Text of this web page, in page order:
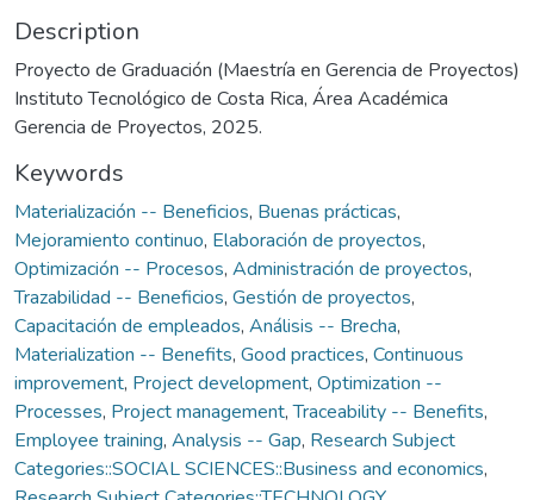
Description
Proyecto de Graduación (Maestría en Gerencia de Proyectos)
Instituto Tecnológico de Costa Rica, Área Académica
Gerencia de Proyectos, 2025.
Keywords
Materialización -- Beneficios, Buenas prácticas,
Mejoramiento continuo, Elaboración de proyectos,
Optimización -- Procesos, Administración de proyectos,
Trazabilidad -- Beneficios, Gestión de proyectos,
Capacitación de empleados, Análisis -- Brecha,
Materialization -- Benefits, Good practices, Continuous
improvement, Project development, Optimization --
Processes, Project management,Traceability -- Benefits,
Employee training, Analysis -- Gap, Research Subject
Categories::SOCIAL SCIENCES::Business and economics,